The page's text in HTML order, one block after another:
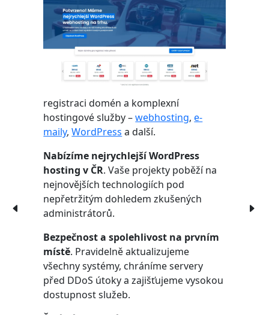
registraci domén a komplexní
hostingové služby –webhosting,e-
maily,WordPress a další.
Nabízíme nejrychlejší WordPress
hosting v ČR. Vaše projekty poběží na
nejnovějších technologiích pod
nepřetržitým dohledem zkušených
administrátorů.
Bezpečnost a spolehlivost na prvním
místě. Pravidelně aktualizujeme
všechny systémy, chráníme servery
před DDoS útoky a zajišťujeme vysokou
dostupnost služeb.